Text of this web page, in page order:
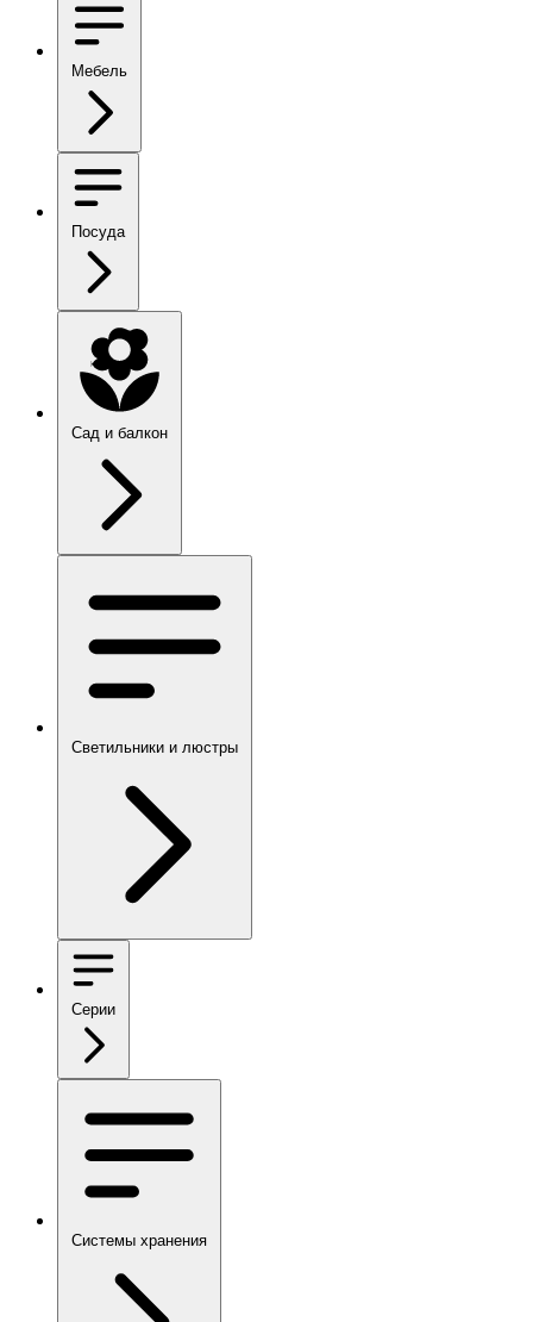
Мебель
Посуда
Сад и балкон
Светильники и люстры
Серии
Системы хранения